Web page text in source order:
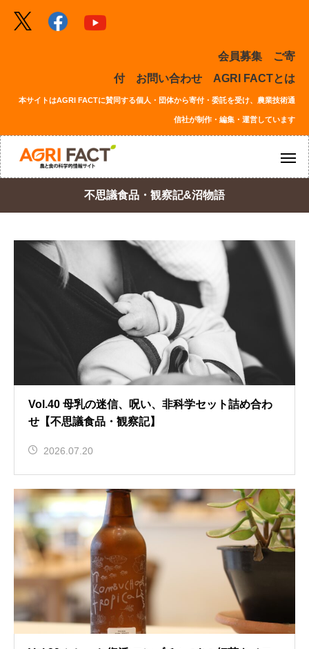
会員募集
ご寄
付
お問い合わせ AGRI FACTとは
本サイトはAGRI FACTに賛同する個人・団体から寄付・委託を受け、農業技術通
信社が制作・編集・運営しています
不思議食品・観察記&沼物語
Vol.40 母乳の迷信、呪い、非科学セット詰め合わ
せ【不思議食品・観察記】
2026.07.20